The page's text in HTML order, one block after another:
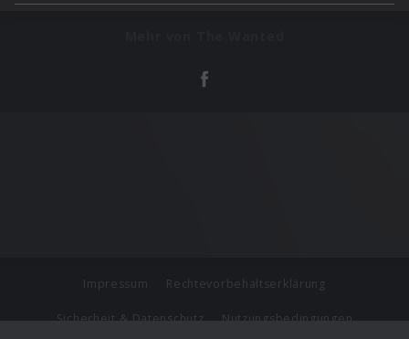
Impressum Rechtevorbehaltserklärung
Sicherheit & Datenschutz Nutzungsbedingungen